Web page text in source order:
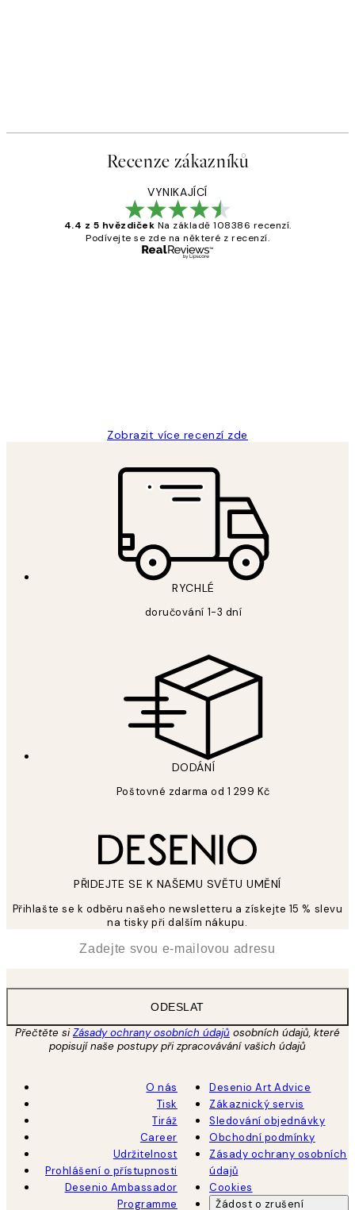
Recenze zákazníků
VYNIKAJÍCÍ
4.4 z 5 hvězdiček Na základě 108386 recenzí.
Podívejte se zde na některé z recenzí.
Zobrazit více recenzí zde
RYCHLÉ
doručování 1-3 dní
DODÁNÍ
Poštovné zdarma od 1 299 Kč
PŘIDEJTE SE K NAŠEMU SVĚTU UMĚNÍ
Přihlašte se k odběru našeho newsletteru a získejte 15 % slevu
na tisky při dalším nákupu.
ODESLAT
Přečtěte siZásady ochrany osobních údajů osobních údajů, které
popisují naše postupy při zpracovávání vašich údajů
O nás
Tisk
Tiráž
Career
Udržitelnost
Prohlášení o přístupnosti
Desenio Ambassador
Programme
Desenio Art Advice
Zákaznický servis
Sledování objednávky
Obchodní podmínky
Zásady ochrany osobních
údajů
Cookies
Žádost o zrušení